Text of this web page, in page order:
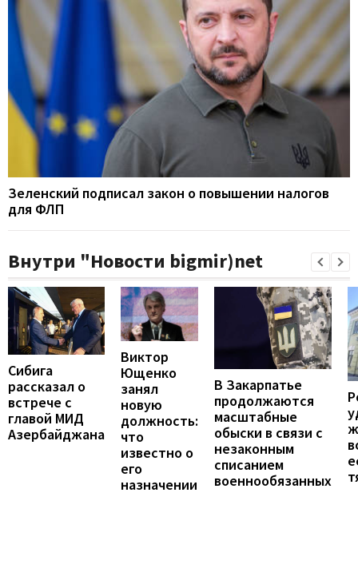
Зеленский подписал закон о повышении налогов
для ФЛП
Внутри "Новости bigmir)net
Сибига
рассказал о
встрече с
главой МИД
Азербайджана
Виктор
Ющенко
занял
новую
должность:
что
известно о
его
назначении
В Закарпатье
продолжаются
масштабные
обыски в связи с
незаконным
списанием
военнообязанных